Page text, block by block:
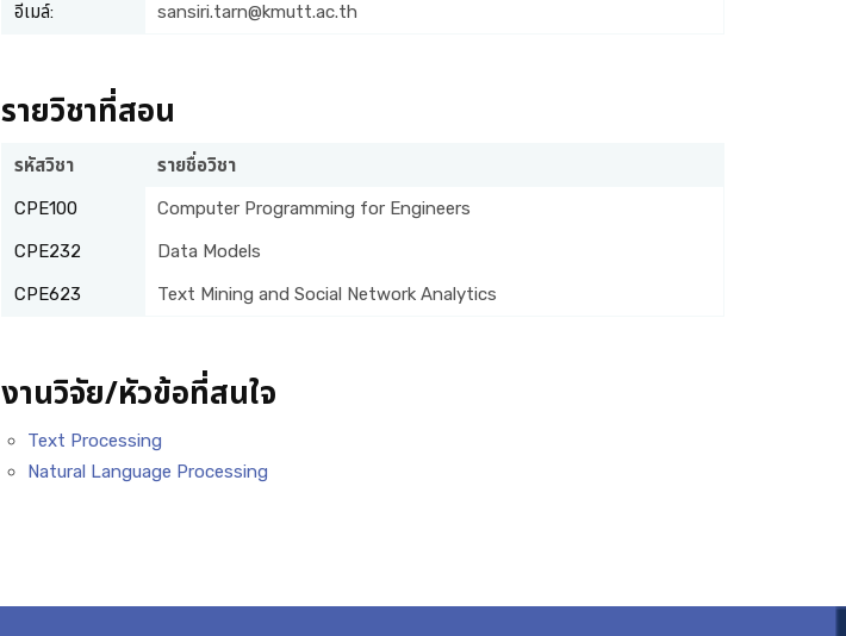
อีเมล์:
sansiri.tarn@kmutt.ac.th
รายวิชาที่สอน
รหัสวิชา
รายชื่อวิชา
CPE100
Computer Programming for Engineers
CPE232
Data Models
CPE623
Text Mining and Social Network Analytics
งานวิจัย/หัวข้อที่สนใจ
Text Processing
Natural Language Processing